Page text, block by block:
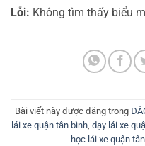
Lỗi: Không tìm thấy biểu
Bài viết này được đăng trong
lái xe quận tân bình, dạy lái xe
học lái xe quận